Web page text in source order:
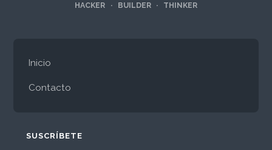
HACKER · BUILDER · THINKER
Inicio
Contacto
SUSCRÍBETE